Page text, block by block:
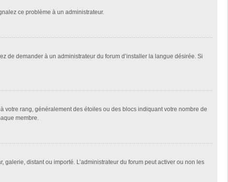
ce problème à un administrateur.
de demander à un administrateur du forum d’installer la langue désirée. Si
votre rang, généralement des étoiles ou des blocs indiquant votre nombre de
membre.
galerie, distant ou importé. L’administrateur du forum peut activer ou non les